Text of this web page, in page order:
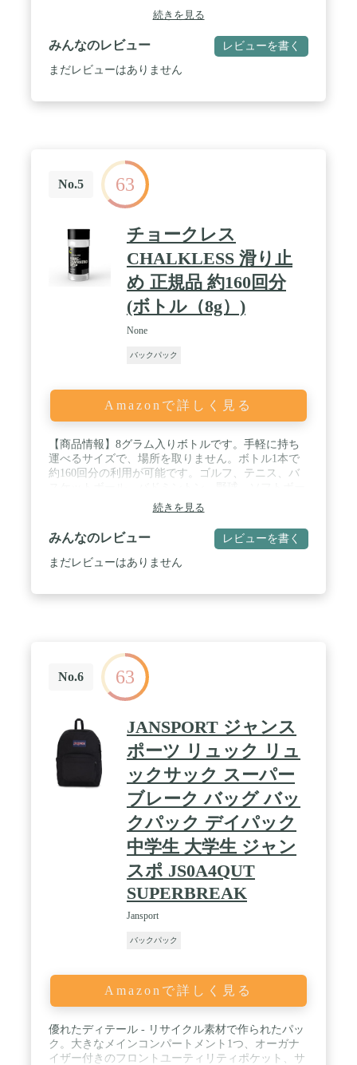
ームを搭載しており非常に頑強に作られたミルスペ
ック品です。 / メインコンパートメントは2本の圧
縮ストラップが付属しカバー付きです。カバー付き
サイドポケットはファスナーで取り外し可能で、裏
側にショルダーストラップが付いており二つのサイ
プの上起点の高さ位置を状況に合わせ調整可能。 /
様々なループとコンプレッションストラップ。すべ
てのストラップは調整可能です。取り外し可能なチ
ェストストラップとパッド入りウエストベルト。 /
容量：バックパック80L、デイパック20L / サイズ：
バックパック：約 38×22×70 cm サイドポケット：各
約 20×10×40 cm
続きを見る
みんなのレビュー レビューを書く
まだレビューはありません
No.5 63
チョークレス
CHALKLESS 滑り止
め 正規品 約160回分
(ボトル（8g）)
None
バックパック
Amazonで詳しく見る
【商品情報】8グラム入りボトルです。手軽に持ち
運べるサイズで、場所を取りません。ボトル1本で
約160回分の利用が可能です。ゴルフ、テニス、バ
ル、ダーツ、バトントワーリング、ヨガ、ウェイト
トレーニング、ボルダリング、クライミングなどグ
リップ力を必要とする幅広いシーンで活躍します。
/ 【革新的な技術】チョークレス独自の特許技術を
用いることにより、親油性（脂を吸収する性質）と
よって生み出されます。滑りの原因となる皮膚表面
の皮脂を吸収し、次に汗や水などの水分をはじき飛
ばします。手やゴルフグリップなどの表面に擦り込
むとで強力かつ持続力のあるグリップ力をもたらし
ます。 / 【圧倒的な持続力】モンスターパウダーを
手の表面に擦り込むと非常に薄いコーティング
（膜）を形成します。 このコーティングが汗などの
水分を弾くことで長時間グリップ力を持続させま
す。 / 【3秒で使える即効性】手につけた瞬間から
効果を発揮できます。また液体チョークのように乾
くまで待つ必要がありません。チョークレスは手に
つけた瞬間から効果を最大限発揮します。 / ★転売
品及び並行輸入品にご注意ください★Amazon内で
販売されているCHALKLESSの正規品は当店で販売
している製品のみとなります。（販売店：Oikaze ア
マゾン店、販売業者名：株式会社渡辺製作所）当店
以外がAmazon内でCHALKLESSのボトル (8g)と詰め
替え用パック(75g)を販売している場合は、全て転売
品もしくは並行輸入品となります。転売品及び並行
理・取引の安全性、その他トラブル等につきまして
注意ください。また、これらの製品に関するアフタ
ーサービス等のご対応も致しかねます。
続きを見る
みんなのレビュー レビューを書く
まだレビューはありません
No.6 63
JANSPORT ジャンス
ポーツ リュック リュ
ックサック スーパー
ブレーク バッグ バッ
クパック デイパック
中学生 大学生 ジャン
スポ JS0A4QUT
SUPERBREAK
Jansport
バックパック
Amazonで詳しく見る
優れたディテール - リサイクル素材で作られたパッ
ク。大きなメインコンパートメント1つ、オーガナ
イザー付きのフロントユーティリティポケット、サ